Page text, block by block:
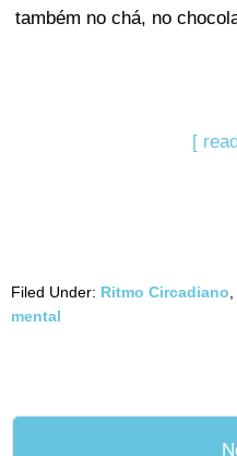
também no chá, no
[
Filed Under: Ritmo Circadiano
mental